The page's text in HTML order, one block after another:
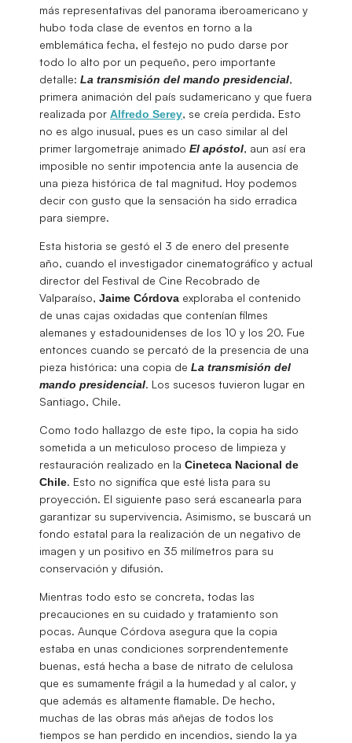
más representativas del panorama iberoamericano y
hubo toda clase de eventos en torno a la
emblemática fecha, el festejo no pudo darse por
todo lo alto por un pequeño, pero importante
detalle: La transmisión del mando presidencial,
primera animación del país sudamericano y que fuera
realizada por Alfredo Serey, se creía perdida. Esto
no es algo inusual, pues es un caso similar al del
primer largometraje animado El apóstol, aun así era
imposible no sentir impotencia ante la ausencia de
una pieza histórica de tal magnitud. Hoy podemos
decir con gusto que la sensación ha sido erradica
para siempre.
Esta historia se gestó el 3 de enero del presente
año, cuando el investigador cinematográfico y actual
director del Festival de Cine Recobrado de
Valparaíso, Jaime Córdova exploraba el contenido
de unas cajas oxidadas que contenían filmes
alemanes y estadounidenses de los 10 y los 20. Fue
entonces cuando se percató de la presencia de una
pieza histórica: una copia de La transmisión del
mando presidencial. Los sucesos tuvieron lugar en
Santiago, Chile.
Como todo hallazgo de este tipo, la copia ha sido
sometida a un meticuloso proceso de limpieza y
restauración realizado en la Cineteca Nacional de
Chile. Esto no significa que esté lista para su
proyección. El siguiente paso será escanearla para
garantizar su supervivencia. Asimismo, se buscará un
fondo estatal para la realización de un negativo de
imagen y un positivo en 35 milímetros para su
conservación y difusión.
Mientras todo esto se concreta, todas las
precauciones en su cuidado y tratamiento son
pocas. Aunque Córdova asegura que la copia
estaba en unas condiciones sorprendentemente
buenas, está hecha a base de nitrato de celulosa
que es sumamente frágil a la humedad y al calor, y
que además es altamente flamable. De hecho,
muchas de las obras más añejas de todos los
tiempos se han perdido en incendios, siendo la ya